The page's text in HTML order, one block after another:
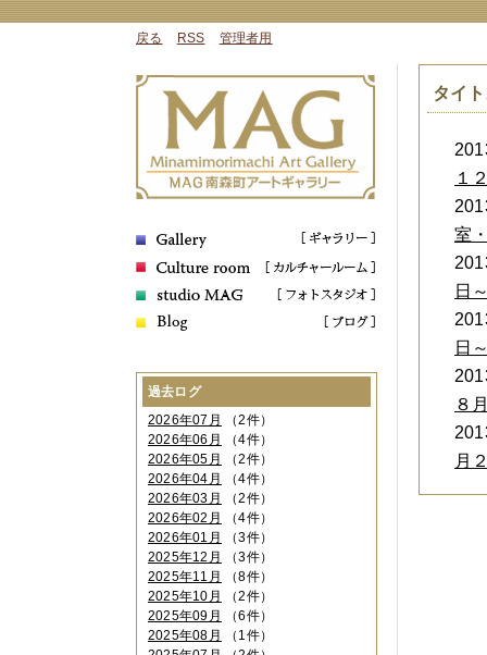
戻る RSS 管理者用
タイ
１
室
日
日
８
月
過去ログ
2026年07月
（2件）
2026年06月
（4件）
2026年05月
（2件）
2026年04月
（4件）
2026年03月
（2件）
2026年02月
（4件）
2026年01月
（3件）
2025年12月
（3件）
2025年11月
（8件）
2025年10月
（2件）
2025年09月
（6件）
2025年08月
（1件）